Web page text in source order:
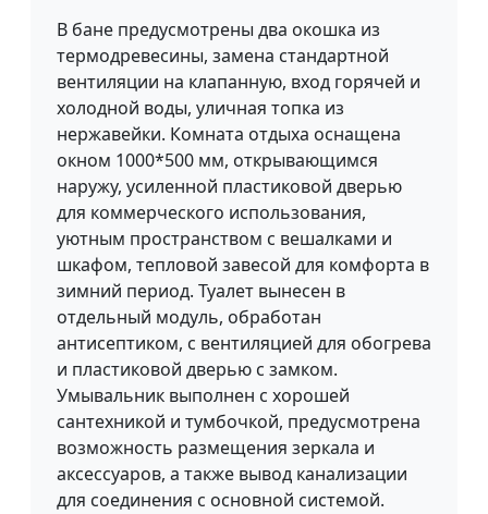
В бане предусмотрены два окошка из
термодревесины, замена стандартной
вентиляции на клапанную, вход горячей и
холодной воды, уличная топка из
нержавейки. Комната отдыха оснащена
окном 1000*500 мм, открывающимся
наружу, усиленной пластиковой дверью
для коммерческого использования,
уютным пространством с вешалками и
шкафом, тепловой завесой для комфорта в
зимний период. Туалет вынесен в
отдельный модуль, обработан
антисептиком, с вентиляцией для обогрева
и пластиковой дверью с замком.
Умывальник выполнен с хорошей
сантехникой и тумбочкой, предусмотрена
возможность размещения зеркала и
аксессуаров, а также вывод канализации
для соединения с основной системой.